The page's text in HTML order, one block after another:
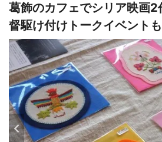
葛飾のカフェでシリア映画
督駆け付けトークイベントも